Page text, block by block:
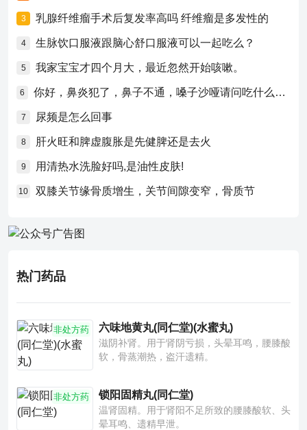
3 乳腺纤维瘤手术后复发率高吗 纤维瘤是多发性的
4 生脉饮口服液跟脑心舒口服液可以一起吃么？
5 我家宝宝才四个月大，最近忽然开始咳嗽。
6 你好，鼻炎犯了，鼻子不通，嗓子沙哑请问吃什么药比较好？
7 尿频是怎么回事
8 肝火旺和脾虚腹胀是先健脾还是去火
9 用清热水洗脸好吗,是油性皮肤!
10 双膝关节缘骨质增生，关节间隙变窄，骨质节
热门药品
非处方药 六味地黄丸(同仁堂)(水蜜丸)
滋阴补肾。用于肾阴亏损，头晕耳鸣，腰膝酸
软，骨蒸潮热，盗汗遗精。
非处方药 锁阳固精丸(同仁堂)
温肾固精。用于肾阳不足所致的腰膝酸软、头
晕耳鸣、遗精早泄。